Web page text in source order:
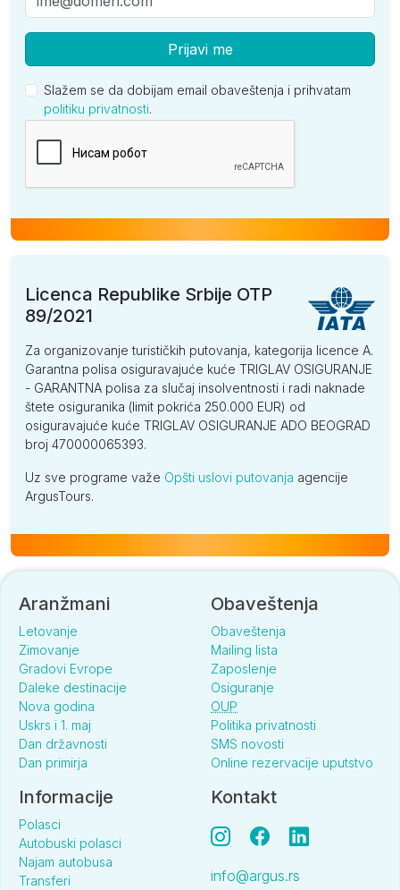
Prijavi me
Slažem se da dobijam email obaveštenja i prihvatam
politiku privatnosti.
Licenca Republike Srbije OTP
89/2021
Za organizovanje turističkih putovanja, kategorija licence A.
Garantna polisa osiguravajuće kuće TRIGLAV OSIGURANJE
- GARANTNA polisa za slučaj insolventnosti i radi naknade
štete osiguranika (limit pokrića 250.000 EUR) od
osiguravajuće kuće TRIGLAV OSIGURANJE ADO BEOGRAD
broj 470000065393.
Uz sve programe važe Opšti uslovi putovanja agencije
ArgusTours.
Aranžmani
Letovanje
Zimovanje
Gradovi Evrope
Daleke destinacije
Nova godina
Uskrs i 1. maj
Dan državnosti
Dan primirja
Obaveštenja
Obaveštenja
Mailing lista
Zaposlenje
Osiguranje
OUP
Politika privatnosti
SMS novosti
Online rezervacije uputstvo
Informacije
Polasci
Autobuski polasci
Najam autobusa
Transferi
Kontakt
info@argus.rs